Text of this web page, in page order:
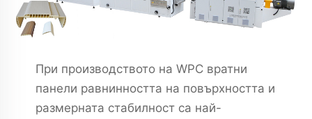
При производството на WPC вратни
панели равнинността на повърхността и
размерната стабилност са най-